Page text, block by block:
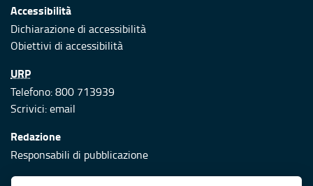
Accessibilità
Dichiarazione di accessibilità
Obiettivi di accessibilità
URP
Telefono: 800 713939
Scrivici:email
Redazione
Responsabili di pubblicazione
Protezione civile